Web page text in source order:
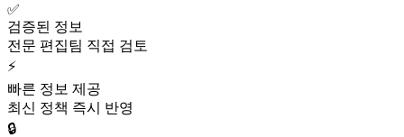
✅
검증된 정보
전문 편집팀 직접 검토
⚡
빠른 정보 제공
최신 정책 즉시 반영
🔒